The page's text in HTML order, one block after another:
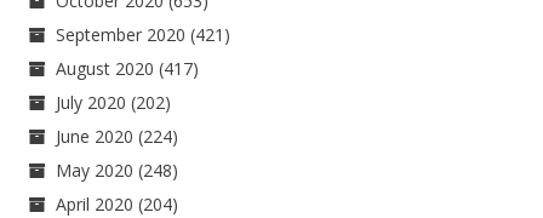
September 2020 (421)
August 2020 (417)
July 2020 (202)
June 2020 (224)
May 2020 (248)
April 2020 (204)